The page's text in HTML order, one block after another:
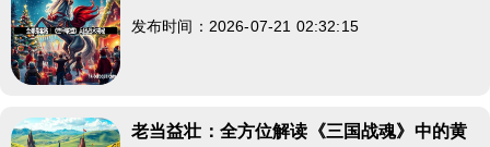
发布时间：2026-07-21 02:32:15
老当益壮：全方位解读《三国战魂》中的黄